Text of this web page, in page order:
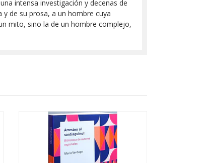
intensa investigación y decenas de
de su prosa, a un hombre cuya
mito, sino la de un hombre complejo,